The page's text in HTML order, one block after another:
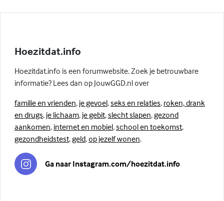
Hoezitdat.info
Hoezitdat.info is een forumwebsite. Zoek je betrouwbare
informatie? Lees dan op JouwGGD.nl over
familie en vrienden, je gevoel,seks en relaties, roken, drank
en drugs, je lichaam, je gebit,slecht slapen, gezond
aankomen, internet en mobiel,school en toekomst,
gezondheidstest, geld,op jezelf wonen.
Ga naar Instagram.com/hoezitdat.info